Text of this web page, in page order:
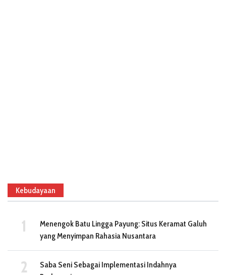
Kebudayaan
Menengok Batu Lingga Payung: Situs Keramat Galuh
yang Menyimpan Rahasia Nusantara
Saba Seni Sebagai Implementasi Indahnya